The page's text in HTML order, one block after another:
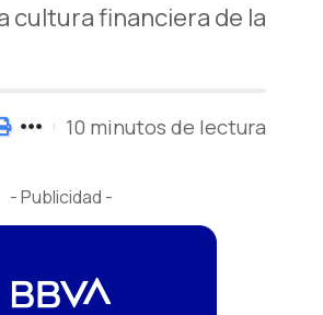
cultura financiera de la
10 minutos de lectura
- Publicidad -